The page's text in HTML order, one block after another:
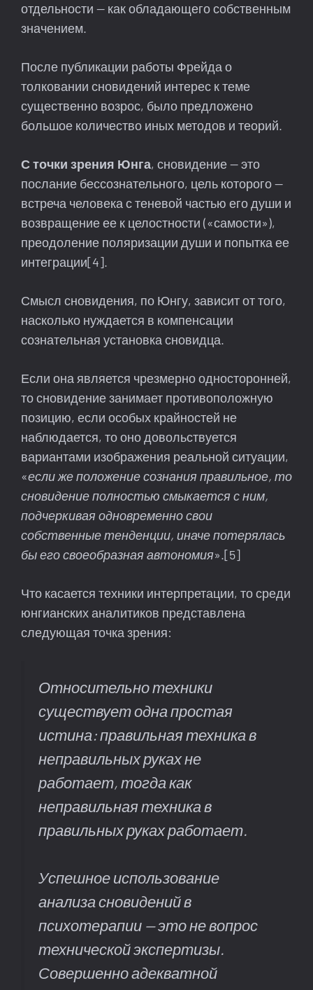
отдельности — как обладающего собственным
значением.
После публикации работы Фрейда о
толковании сновидений интерес к теме
существенно возрос, было предложено
большое количество иных методов и теорий.
С точки зрения Юнга, сновидение — это
послание бессознательного, цель которого —
встреча человека с теневой частью его души и
возвращение ее к целостности («самости»),
преодоление поляризации души и попытка ее
интеграции[4].
Смысл сновидения, по Юнгу, зависит от того,
насколько нуждается в компенсации
сознательная установка сновидца.
Если она является чрезмерно односторонней,
то сновидение занимает противоположную
позицию, если особых крайностей не
наблюдается, то оно довольствуется
вариантами изображения реальной ситуации,
«если же положение сознания правильное, то
сновидение полностью смыкается с ним,
подчеркивая одновременно свои
собственные тенденции, иначе потерялась
бы его своеобразная автономия».[5]
Что касается техники интерпретации, то среди
юнгианских аналитиков представлена
следующая точка зрения:
Относительно техники
существует одна простая
истина: правильная техника в
неправильных руках не
работает, тогда как
неправильная техника в
правильных руках работает.
Успешное использование
анализа сновидений в
психотерапии — это не вопрос
технической экспертизы.
Совершенно адекватной